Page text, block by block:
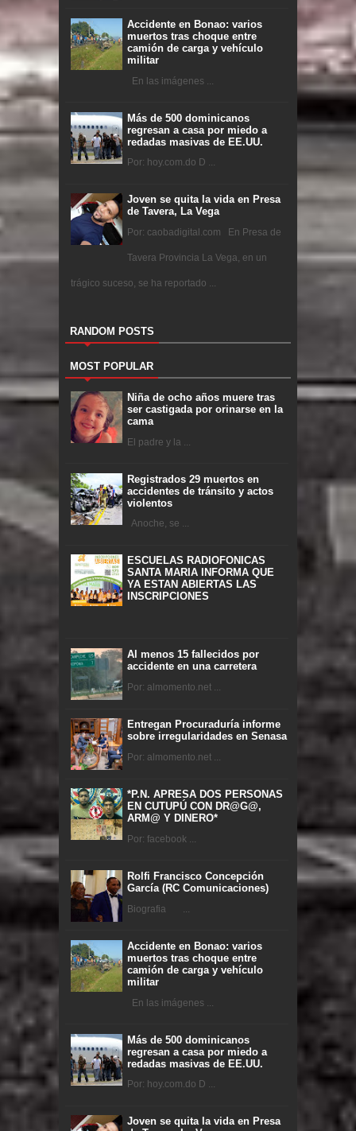
Accidente en Bonao: varios
muertos tras choque entre
camión de carga y vehículo
militar
En las imágenes ...
Más de 500 dominicanos
regresan a casa por miedo a
redadas masivas de EE.UU.
Por: hoy.com.do D ...
Joven se quita la vida en Presa
de Tavera, La Vega
Por: caobadigital.com En Presa de
Tavera Provincia La Vega, en un
trágico suceso, se ha reportado ...
RANDOM POSTS
MOST POPULAR
Niña de ocho años muere tras
ser castigada por orinarse en la
cama
El padre y la ...
Registrados 29 muertos en
accidentes de tránsito y actos
violentos
Anoche, se ...
ESCUELAS RADIOFONICAS
SANTA MARIA INFORMA QUE
YA ESTAN ABIERTAS LAS
INSCRIPCIONES
Al menos 15 fallecidos por
accidente en una carretera
Por: almomento.net ...
Entregan Procuraduría informe
sobre irregularidades en Senasa
Por: almomento.net ...
*P.N. APRESA DOS PERSONAS
EN CUTUPÚ CON DR@G@,
ARM@ Y DINERO*
Por: facebook ...
Rolfi Francisco Concepción
García (RC Comunicaciones)
Biografia ...
Accidente en Bonao: varios
muertos tras choque entre
camión de carga y vehículo
militar
En las imágenes ...
Más de 500 dominicanos
regresan a casa por miedo a
redadas masivas de EE.UU.
Por: hoy.com.do D ...
Joven se quita la vida en Presa